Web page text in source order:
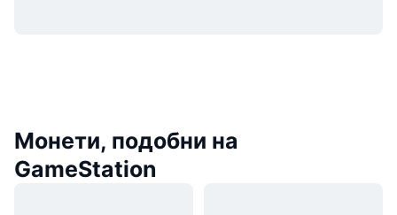
Монети, подобни на
GameStation